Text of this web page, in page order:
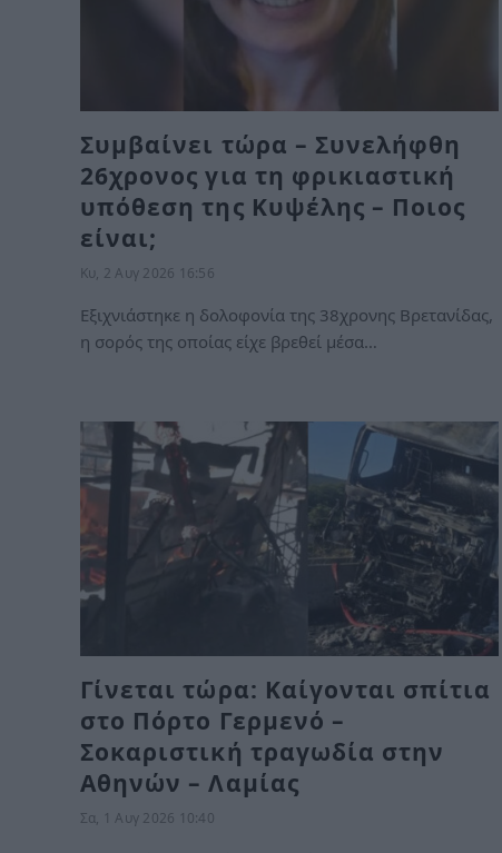
Συμβαίνει τώρα – Συνελήφθη
26χρονος για τη φρικιαστική
υπόθεση της Κυψέλης – Ποιος
είναι;
Κυ, 2 Αυγ 2026 16:56
Εξιχνιάστηκε η δολοφονία της 38χρονης Βρετανίδας,
η σορός της οποίας είχε βρεθεί μέσα…
Γίνεται τώρα: Καίγονται σπίτια
στο Πόρτο Γερμενό –
Σοκαριστική τραγωδία στην
Αθηνών – Λαμίας
Σα, 1 Αυγ 2026 10:40